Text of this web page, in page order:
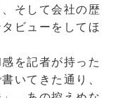
そして会社の歴
ビューをしてほ
を記者が持った
いてきた通り、